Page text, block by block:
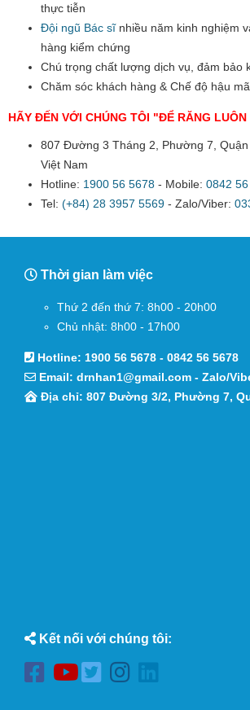
thực tiễn
Đội ngũ Bác sĩnhiều năm kinh nghiệm
hàng kiểm chứng
Chú trọng chất lượng dịch vụ, đảm bảo
Chăm sóc khách hàng & Chế độ hậu
HÃY ĐẾN VỚI CHÚNG TÔI "ĐỂ RĂNG LUÔN
807 Đường 3 Tháng 2, Phường 7, Quận
Việt Nam
Hotline: 1900 56 5678 - Mobile: 0842
Tel: (+84) 28 3957 5569 - Zalo/Viber:
Thời gian làm việc
Thứ 2 đến thứ 7: 8h00 - 20h00
Chủ nhật: 8h00 - 17h00
Hotline: 1900 56 5678 - 0842 56 5678
Email: drnhan1@gmail.com - Zalo/
Địa chỉ: 807 Đường 3/2, Phường 7,
Kết nối với chúng tôi: